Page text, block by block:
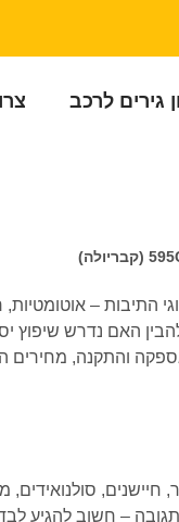
גירים לרכב
האם נדרש שיפוץ
והתקנה, מחירים
סולנואידים,
– חשוב להגיע